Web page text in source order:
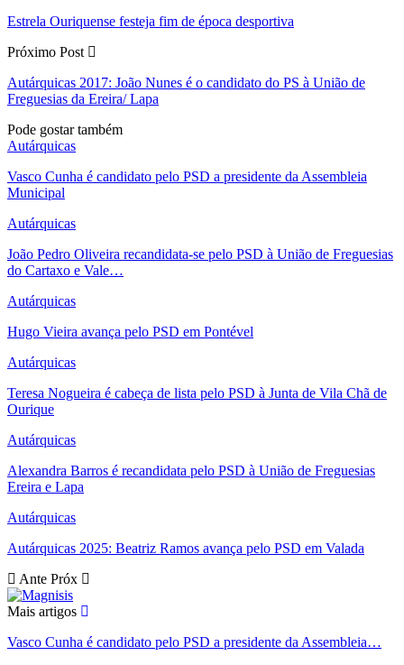
Estrela Ouriquense festeja fim de época desportiva
Próximo Post
Autárquicas 2017: João Nunes é o candidato do PS à União de
Freguesias da Ereira/ Lapa
Pode gostar também
Autárquicas
Vasco Cunha é candidato pelo PSD a presidente da Assembleia
Municipal
Autárquicas
João Pedro Oliveira recandidata-se pelo PSD à União de Freguesias
do Cartaxo e Vale…
Autárquicas
Hugo Vieira avança pelo PSD em Pontével
Autárquicas
Teresa Nogueira é cabeça de lista pelo PSD à Junta de Vila Chã de
Ourique
Autárquicas
Alexandra Barros é recandidata pelo PSD à União de Freguesias
Ereira e Lapa
Autárquicas
Autárquicas 2025: Beatriz Ramos avança pelo PSD em Valada
Ante Próx
Mais artigos
Vasco Cunha é candidato pelo PSD a presidente da Assembleia…